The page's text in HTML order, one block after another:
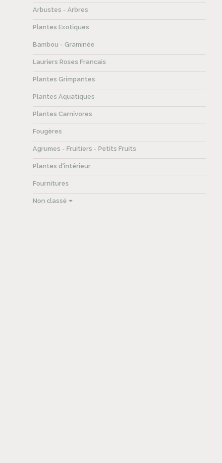
Arbustes - Arbres
Plantes Exotiques
Bambou - Graminée
Lauriers Roses Francais
Plantes Grimpantes
Plantes Aquatiques
Plantes Carnivores
Fougères
Agrumes - Fruitiers - Petits Fruits
Plantes d'intérieur
Fournitures
Non classé